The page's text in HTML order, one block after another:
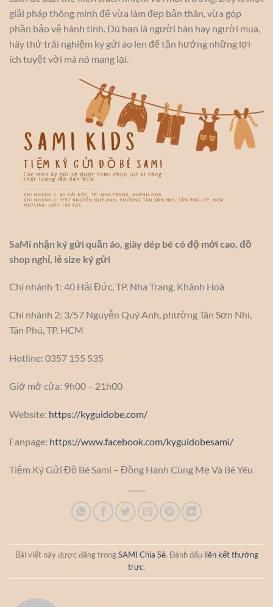
giải pháp thông minh để vừa làm đẹp bản thân, vừa góp
phần bảo vệ hành tinh. Dù bạn là người bán hay người mua,
hãy thử trải nghiệm ký gửi áo len để tận hưởng những lợi
ích tuyệt vời mà nó mang lại.
SaMi nhận ký gửi quần áo, giày dép bé có độ mới cao, đồ
shop nghỉ, lẻ size ký gửi
Chi nhánh 1: 40 Hải Đức, TP. Nha Trang, Khánh Hoà
Chi nhánh 2: 3/57 Nguyễn Quý Anh, phường Tân Sơn Nhì,
Tân Phú, TP. HCM
Hotline: 0357 155 535
Giờ mở cửa: 9h00 – 21h00
Website: https://kyguidobe.com/
Fanpage: https://www.facebook.com/kyguidobesami/
Tiệm Ký Gửi Đồ Bé Sami – Đồng Hành Cùng Mẹ Và Bé Yêu
Bài viết này được đăng trongSAMI Chia Sẻ. Đánh dấu liên kết thường
trực.